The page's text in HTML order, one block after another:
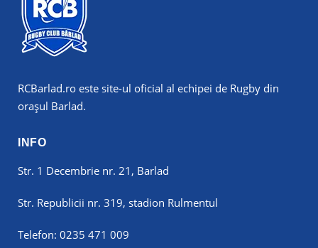
RCBarlad.ro este site-ul oficial al echipei de Rugby din
orașul Barlad.
INFO
Str. 1 Decembrie nr. 21, Barlad
Str. Republicii nr. 319, stadion Rulmentul
Telefon: 0235 471 009